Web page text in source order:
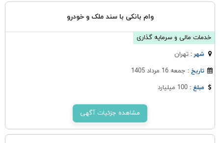
وام بانکی با سند ملک و خودرو
خدمات مالی و سرمایه گذاری
شهر :تهران
تاریخ : جمعه 16 مرداد 1405
مبلغ :100 میلیارد
مشاهده جزئیات آگهی